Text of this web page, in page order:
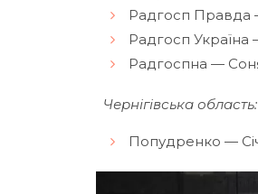
Радгосп Правда
Радгосп
Радгоспна —
Чернігівська область:
Попудренко —